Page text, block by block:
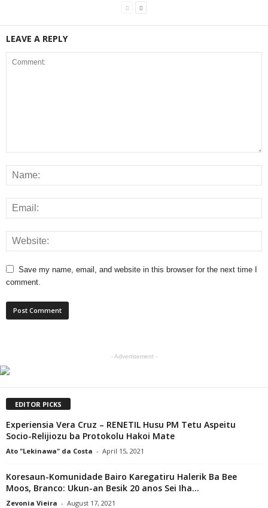
LEAVE A REPLY
Save my name, email, and website in this browser for the next time I
comment.
- Advertisement -
EDITOR PICKS
Experiensia Vera Cruz – RENETIL Husu PM Tetu Aspeitu
Socio-Relijiozu ba Protokolu Hakoi Mate
Ato "Lekinawa" da Costa - April 15, 2021
Koresaun-Komunidade Bairo Karegatiru Halerik Ba Bee
Moos, Branco: Ukun-an Besik 20 anos Sei Iha...
Zevonia Vieira - August 17, 2021